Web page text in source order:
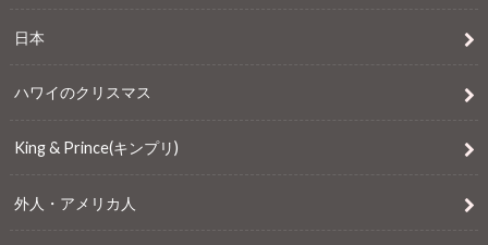
日本
ハワイのクリスマス
King & Prince(キンプリ)
外人・アメリカ人